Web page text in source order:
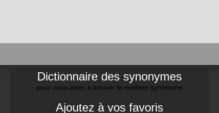
Dictionnaire des synonymes
pour vous aider à trouver le meilleur synonyme
Ajoutez à vos favoris